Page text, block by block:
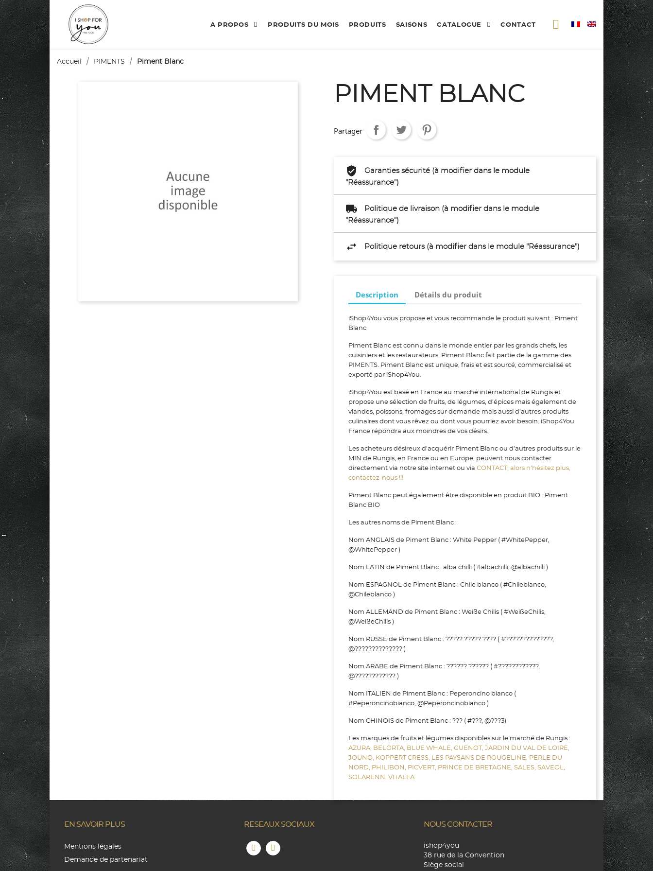
A PROPOS PRODUITS DU MOIS PRODUITS SAISONS CATALOGUE CONTACT
Accueil PIMENTS Piment Blanc
PIMENT BLANC
Partager
Garanties sécurité (à modifier dans le module
"Réassurance")
Politique de livraison (à modifier dans le module
"Réassurance")
Politique retours (à modifier dans le module "Réassurance")
Description Détails du produit
iShop4You vous propose et vous recommande le produit suivant : Piment
Blanc
Piment Blanc est connu dans le monde entier par les grands chefs, les
cuisiniers et les restaurateurs. Piment Blanc fait partie de la gamme des
PIMENTS. Piment Blanc est unique, frais et est sourcé, commercialisé et
exporté par iShop4You.
iShop4You est basé en France au marché international de Rungis et
propose une sélection de fruits, de légumes, d’épices mais également de
viandes, poissons, fromages sur demande mais aussi d’autres produits
culinaires dont vous rêvez ou dont vous pourriez avoir besoin. iShop4You
France répondra aux moindres de vos désirs.
Les acheteurs désireux d'acquérir Piment Blanc ou d’autres produits sur le
MIN de Rungis, en France ou en Europe, peuvent nous contacter
directement via notre site internet ou via CONTACT, alors n’hésitez plus,
contactez-nous !!!
Piment Blanc peut également être disponible en produit BIO : Piment
Blanc BIO
Les autres noms de Piment Blanc :
Nom ANGLAIS de Piment Blanc : White Pepper ( #WhitePepper,
@WhitePepper )
Nom LATIN de Piment Blanc : alba chilli ( #albachilli, @albachilli )
Nom ESPAGNOL de Piment Blanc : Chile blanco ( #Chileblanco,
@Chileblanco )
Nom ALLEMAND de Piment Blanc : Weiße Chilis ( #WeißeChilis,
@WeißeChilis )
Nom RUSSE de Piment Blanc : ????? ????? ???? ( #??????????????,
@?????????????? )
Nom ARABE de Piment Blanc : ?????? ?????? ( #????????????,
@???????????? )
Nom ITALIEN de Piment Blanc : Peperoncino bianco (
#Peperoncinobianco, @Peperoncinobianco )
Nom CHINOIS de Piment Blanc : ??? ( #???, @???3)
Les marques de fruits et légumes disponibles sur le marché de Rungis :
AZURA, BELORTA, BLUE WHALE, GUENOT, JARDIN DU VAL DE LOIRE,
JOUNO, KOPPERT CRESS, LES PAYSANS DE ROUGELINE, PERLE DU
NORD, PHILIBON, PICVERT, PRINCE DE BRETAGNE, SALES, SAVEOL,
SOLARENN, VITALFA
EN SAVOIR PLUS
Mentions légales
Demande de partenariat
RESEAUX SOCIAUX NOUS CONTACTER
ishop4you
38 rue de la Convention
Siège social